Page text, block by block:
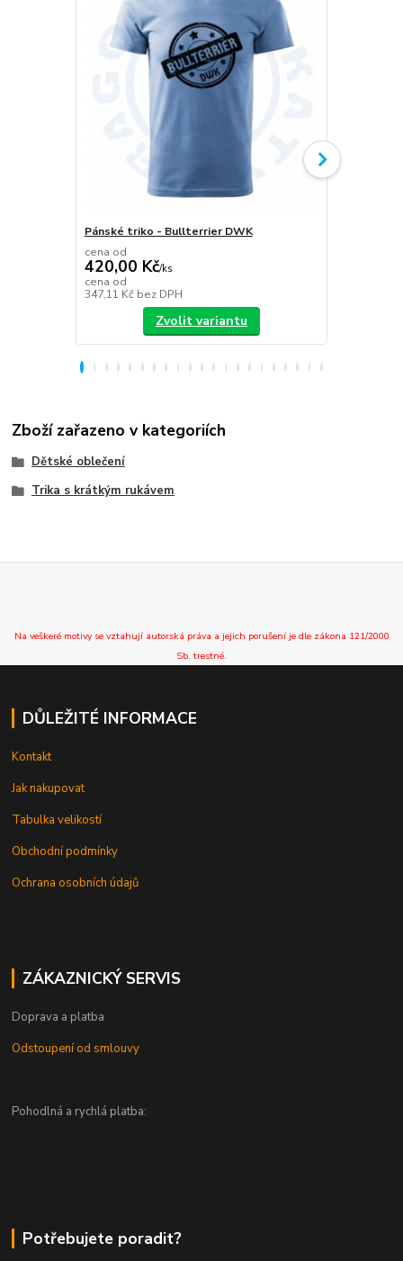
Pánské triko - Bullterrier DWK
cena od
420,00 Kč/ks
cena od
347,11 Kč bez DPH
Zvolit variantu
Zboží zařazeno v kategoriích
Dětské oblečení
Trika s krátkým rukávem
Na veškeré motivy se vztahují autorská práva a jejich porušení je dle zákona 121/2000
Sb. trestné.
DŮLEŽITÉ INFORMACE
Kontakt
Jak nakupovat
Tabulka velikostí
Obchodní podmínky
Ochrana osobních údajů
ZÁKAZNICKÝ SERVIS
Doprava a platba
Odstoupení od smlouvy
Pohodlná a rychlá platba:
Potřebujete poradit?